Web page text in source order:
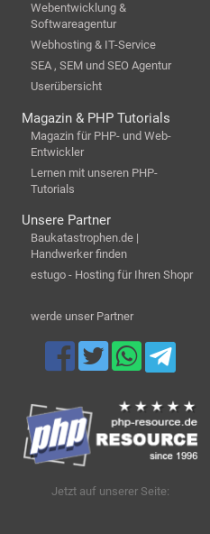
Webentwicklung &
Softwareagentur
Webhosting & IT-Service
SEA , SEM und SEO Agentur
Userübersicht
Magazin & PHP Tutorials
Magazin für PHP- und Web-
Entwickler
Lernen mit unseren PHP-
Tutorials
Unsere Partner
Baukatastrophen.de |
Handwerker finden
estugo - Hosting für Ihren Shopr
werde unser Partner
Jetzt auf unserer Seite: